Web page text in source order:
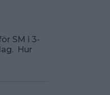
SM i 3-
Hur